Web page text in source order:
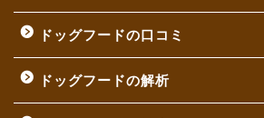
ドッグフードの口コミ
ドッグフードの解析